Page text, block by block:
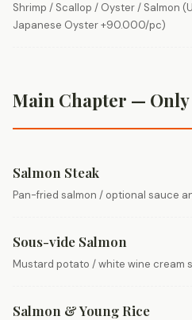
Shrimp / Scallop / Oyster / Salmon
Japanese Oyster +90.000/pc)
Main Chapter — Only
Salmon Steak
Pan-fried salmon / optional sauce
Sous-vide Salmon
Mustard potato / white wine cream
Salmon & Young Rice